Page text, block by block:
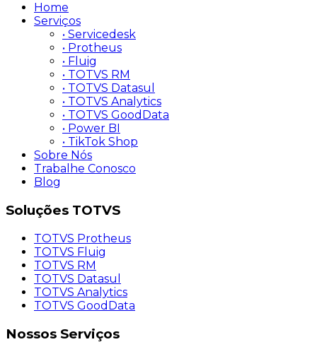
Home
Serviços
• Servicedesk
• Protheus
• Fluig
• TOTVS RM
• TOTVS Datasul
• TOTVS Analytics
• TOTVS GoodData
• Power BI
• TikTok Shop
Sobre Nós
Trabalhe Conosco
Blog
Soluções TOTVS
TOTVS Protheus
TOTVS Fluig
TOTVS RM
TOTVS Datasul
TOTVS Analytics
TOTVS GoodData
Nossos Serviços